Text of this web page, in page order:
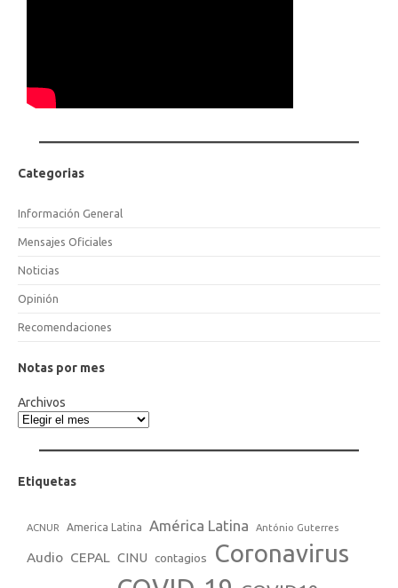
Categorias
Información General
Mensajes Oficiales
Noticias
Opinión
Recomendaciones
Notas por mes
Archivos
Etiquetas
ACNUR America Latina América Latina António Guterres
Audio CEPAL CINU contagios Coronavirus